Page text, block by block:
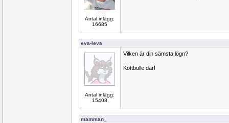
Antal inlägg:
16685
eva-leva
Antal inlägg:
15408
Vilken är din sämsta lögn?
Köttbulle där!
mamman_